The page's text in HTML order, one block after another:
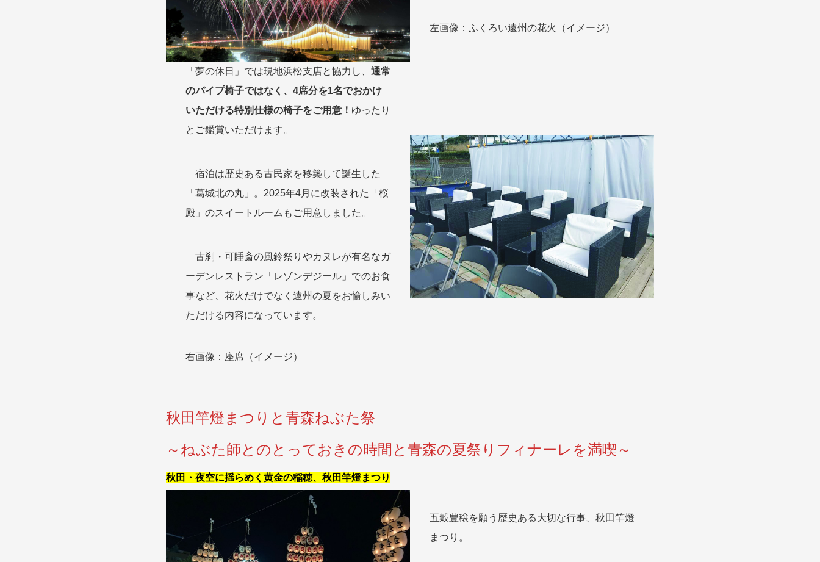
左画像：ふくろい遠州の花火（イメージ）
「夢の休日」では現地浜松支店と協力し、 通常
のパイプ椅子ではなく、4席分を1名でおかけ
いただける特別仕様の椅子をご用意！ ゆったり
とご鑑賞いただけます。
宿泊は歴史ある古民家を移築して誕生した
「葛城北の丸」。2025年4月に改装された「桜
殿」のスイートルームもご用意しました。
古刹・可睡斎の風鈴祭りやカヌレが有名なガ
ーデンレストラン「レゾンデジール」でのお食
事など、花火だけでなく遠州の夏をお愉しみい
ただける内容になっています。
右画像：座席（イメージ）
秋田竿燈まつりと青森ねぶた祭
～ねぶた師とのとっておきの時間と青森の夏祭りフィナーレを満喫～
秋田・夜空に揺らめく黄金の稲穂、秋田竿燈まつり
五穀豊穣を願う歴史ある大切な行事、秋田竿燈
まつり。